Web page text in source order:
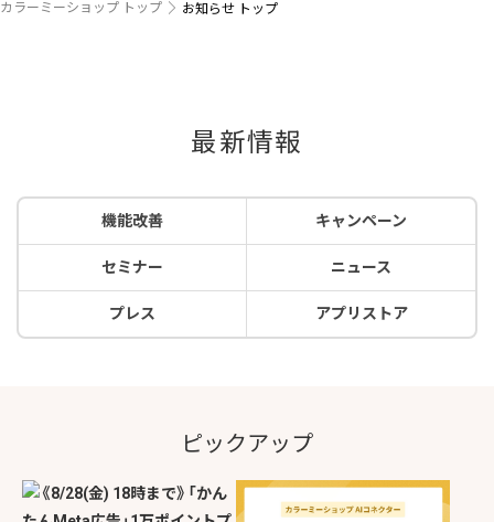
カラーミーショップ トップ お知らせ トップ
最新情報
機能改善 キャンペーン
セミナー ニュース
プレス アプリストア
ピックアップ